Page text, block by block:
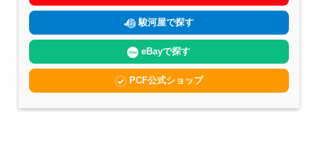
駿河屋で探す
eBayで探す
PCF公式ショップ